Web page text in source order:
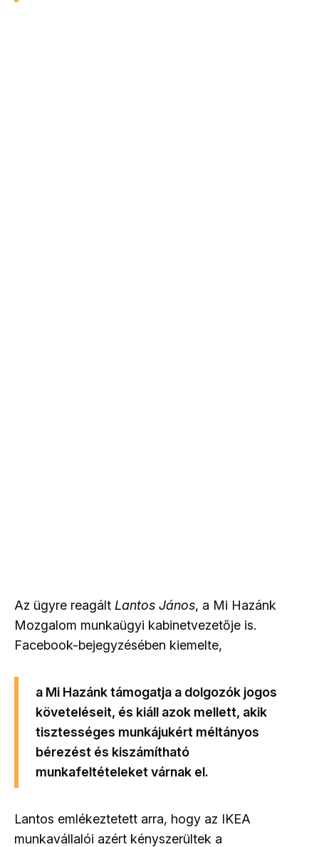
Az ügyre reagált Lantos János, a Mi Hazánk
Mozgalom munkaügyi kabinetvezetője is.
Facebook-bejegyzésében kiemelte,
a Mi Hazánk támogatja a dolgozók jogos
követeléseit, és kiáll azok mellett, akik
tisztességes munkájukért méltányos
bérezést és kiszámítható
munkafeltételeket várnak el.
Lantos emlékeztetett arra, hogy az IKEA
munkavállalói azért kényszerültek a